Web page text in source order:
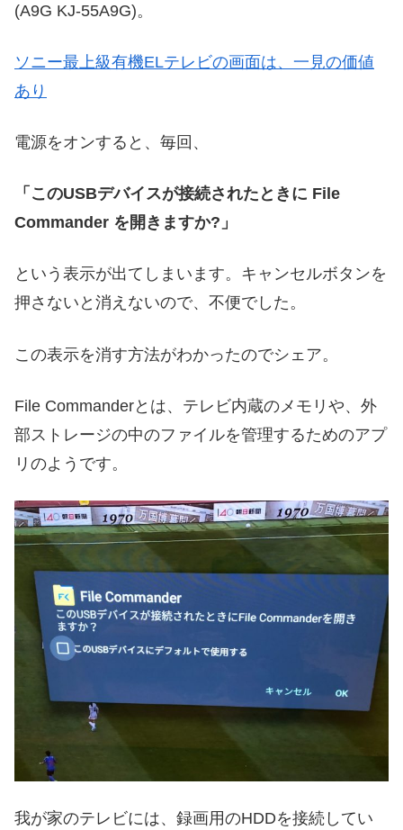
(A9G KJ-55A9G)。
ソニー最上級有機ELテレビの画面は、一見の価値
あり
電源をオンすると、毎回、
「このUSBデバイスが接続されたときに File
Commander を開きますか?」
という表示が出てしまいます。キャンセルボタンを
押さないと消えないので、不便でした。
この表示を消す方法がわかったのでシェア。
File Commanderとは、テレビ内蔵のメモリや、外
部ストレージの中のファイルを管理するためのアプ
リのようです。
我が家のテレビには、録画用のHDDを接続してい